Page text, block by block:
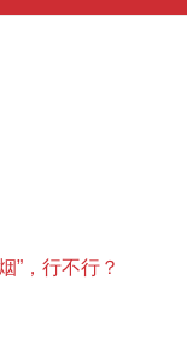
”，行不行？